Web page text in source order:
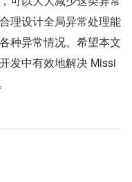
理设计全局异常处理能
种异常情况。希望本文
发中有效地解决 Missi